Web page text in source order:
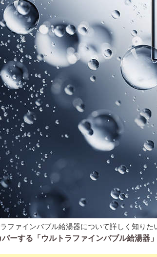
ファインバブル給湯器について詳しく知り
バーする「ウルトラファインバブル給湯器